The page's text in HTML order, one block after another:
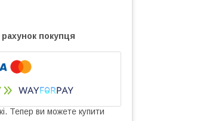
рахунок покупця
Тепер ви можете купити